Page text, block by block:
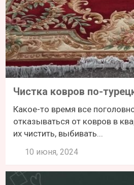
Чистка ковров по-
Какое-то время все
отказываться от ковров в
их чистить, выбивать...
10 июня, 2024